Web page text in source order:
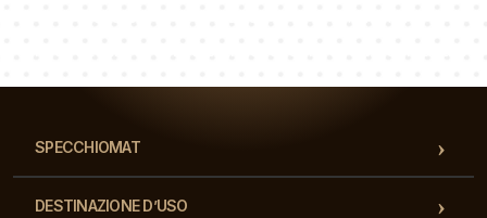
SPECCHIOMAT
DESTINAZIONE D’USO